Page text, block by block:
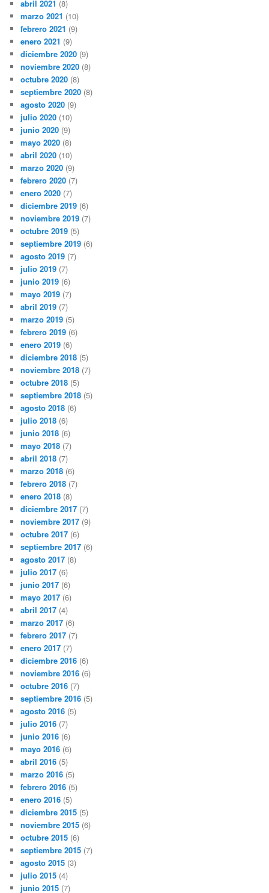
abril 2021 (8)
marzo 2021 (10)
febrero 2021 (9)
enero 2021 (9)
diciembre 2020 (9)
noviembre 2020 (8)
octubre 2020 (8)
septiembre 2020 (8)
agosto 2020 (9)
julio 2020 (10)
junio 2020 (9)
mayo 2020 (8)
abril 2020 (10)
marzo 2020 (9)
febrero 2020 (7)
enero 2020 (7)
diciembre 2019 (6)
noviembre 2019 (7)
octubre 2019 (5)
septiembre 2019 (6)
agosto 2019 (7)
julio 2019 (7)
junio 2019 (6)
mayo 2019 (7)
abril 2019 (7)
marzo 2019 (5)
febrero 2019 (6)
enero 2019 (6)
diciembre 2018 (5)
noviembre 2018 (7)
octubre 2018 (5)
septiembre 2018 (5)
agosto 2018 (6)
julio 2018 (6)
junio 2018 (6)
mayo 2018 (7)
abril 2018 (7)
marzo 2018 (6)
febrero 2018 (7)
enero 2018 (8)
diciembre 2017 (7)
noviembre 2017 (9)
octubre 2017 (6)
septiembre 2017 (6)
agosto 2017 (8)
julio 2017 (6)
junio 2017 (6)
mayo 2017 (6)
abril 2017 (4)
marzo 2017 (6)
febrero 2017 (7)
enero 2017 (7)
diciembre 2016 (6)
noviembre 2016 (6)
octubre 2016 (7)
septiembre 2016 (5)
agosto 2016 (5)
julio 2016 (7)
junio 2016 (6)
mayo 2016 (6)
abril 2016 (5)
marzo 2016 (5)
febrero 2016 (5)
enero 2016 (5)
diciembre 2015 (5)
noviembre 2015 (6)
octubre 2015 (6)
septiembre 2015 (7)
agosto 2015 (3)
julio 2015 (4)
junio 2015 (7)